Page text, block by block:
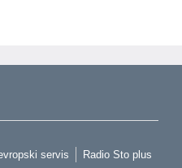
servis Radio Sto plus